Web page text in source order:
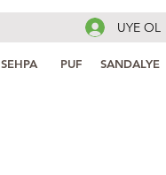
UYE OL
SEHPA PUF SANDALYE